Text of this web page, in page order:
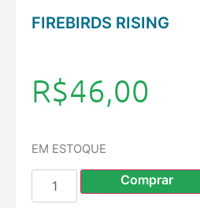
FIREBIRDS RISING
R$46,00
EM ESTOQUE
Comprar